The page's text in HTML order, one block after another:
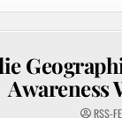
Awareness
RSS-